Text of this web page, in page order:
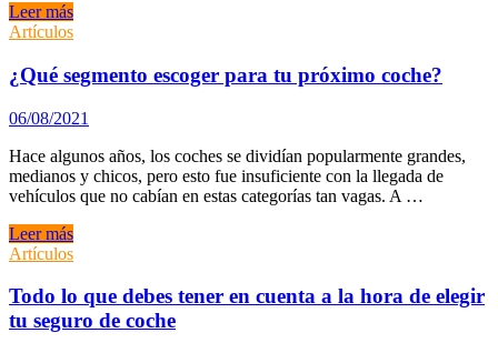
Consejos
para
un
seguro
de
automóvil
con
buenas
coberturas
barato
Leer más
Artículos
¿Qué segmento escoger para tu próximo coche?
06/08/2021
Hace algunos años, los coches se dividían popularmente grandes,
medianos y chicos, pero esto fue insuficiente con la llegada de
vehículos que no cabían en estas categorías tan vagas. A …
¿Qué
segmento
para
tu
próximo
Leer más
Artículos
Todo lo que debes tener en cuenta a la hora de elegir
tu seguro de coche